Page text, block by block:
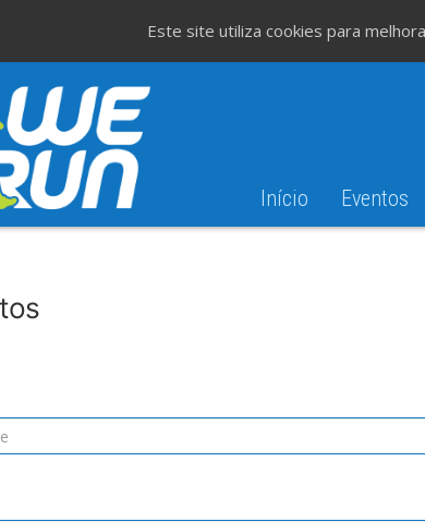
Início Eventos
Este site utiliza cookies para